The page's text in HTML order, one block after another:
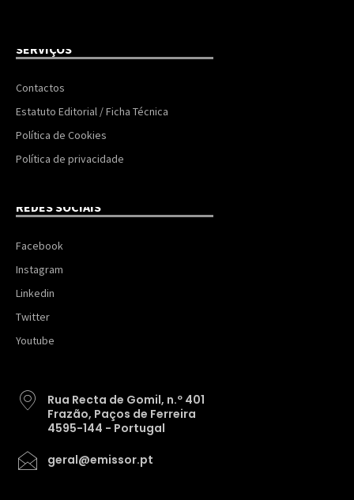
SERVIÇOS
Contactos
Estatuto Editorial / Ficha Técnica
Política de Cookies
Política de privacidade
REDES SOCIAIS
Facebook
Instagram
Linkedin
Twitter
Youtube
Rua Recta de Gomil, n.º 401
Frazão, Paços de Ferreira
4595-144 - Portugal
geral@emissor.pt